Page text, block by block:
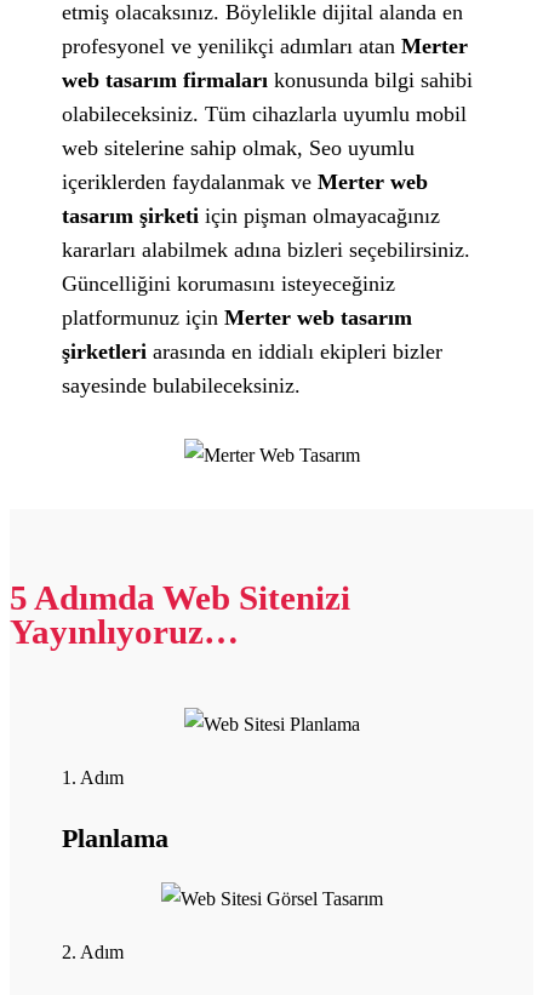
etmiş olacaksınız. Böylelikle dijital alanda en
profesyonel ve yenilikçi adımları atanMerter
web tasarım firmaları konusunda bilgi sahibi
olabileceksiniz. Tüm cihazlarla uyumlu mobil
web sitelerine sahip olmak, Seo uyumlu
içeriklerden faydalanmak veMerter web
tasarım şirketi için pişman olmayacağınız
kararları alabilmek adına bizleri seçebilirsiniz.
Güncelliğini korumasını isteyeceğiniz
platformunuz içinMerter web tasarım
şirketleri arasında en iddialı ekipleri bizler
sayesinde bulabileceksiniz.
5 Adımda Web Sitenizi
Yayınlıyoruz…
1. Adım
Planlama
2. Adım